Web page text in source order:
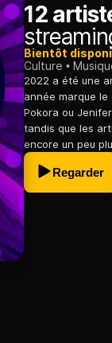
12
Bientôt
Culture
2022 a été une
année marque
Pokora ou
tandis que les
encore un peu
Regarder